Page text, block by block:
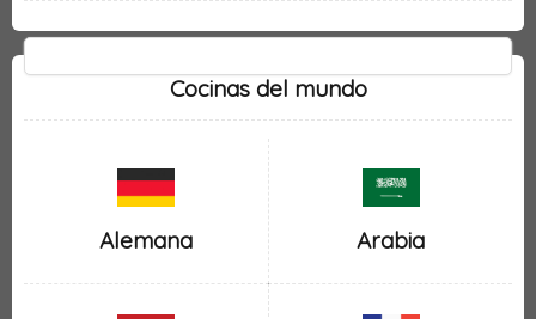
Cocinas del mundo
Alemana Arabia